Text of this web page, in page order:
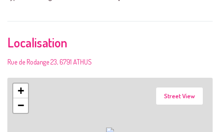
Localisation
Rue de Rodange 23, 6791 ATHUS
+
−
Street View